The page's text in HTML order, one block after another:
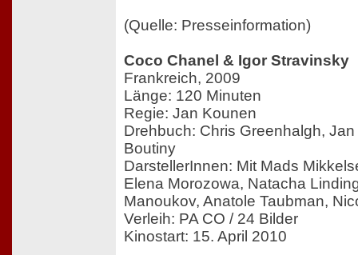
(Quelle: Presseinformation)
Coco Chanel & Igor Stravinsky
Frankreich, 2009
Länge: 120 Minuten
Regie: Jan Kounen
Drehbuch: Chris Greenhalgh,
Boutiny
DarstellerInnen: Mit Mads
Elena Morozowa, Natacha
Manoukov, Anatole Taubman,
Verleih: PA CO / 24 Bilder
Kinostart: 15. April 2010